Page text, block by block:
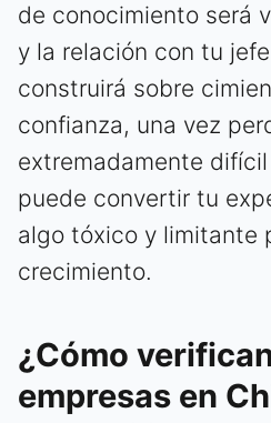
de conocimiento será
y la relación con tu
construirá sobre
confianza, una vez
extremadamente
puede convertir tu
algo tóxico y limitante
crecimiento.
¿Cómo
empresas en